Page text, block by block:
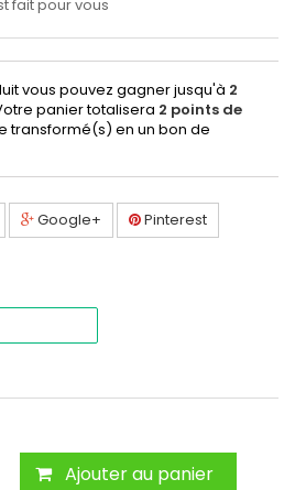
fait pour vous
vous pouvez gagner jusqu'à 2
panier totalisera 2 points de
transformé(s) en un bon de
Google+ Pinterest
Ajouter au panier